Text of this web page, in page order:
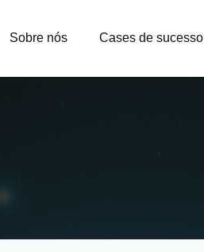
Sobre nós Cases de sucesso